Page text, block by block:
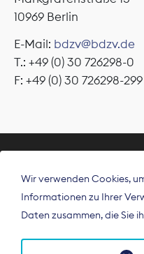
10969 Berlin
E-Mail: bdzv@bdzv.de
T.: +49 (0) 30 726298-0
F: +49 (0) 30 726298-299
Wir verwenden Cookies,
Informationen zu Ihrer
Daten zusammen, die Sie